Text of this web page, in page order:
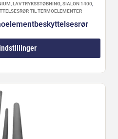
LAVTRYKSSTØBNING, SIALON 1400,
TIL TERMOELEMENTER